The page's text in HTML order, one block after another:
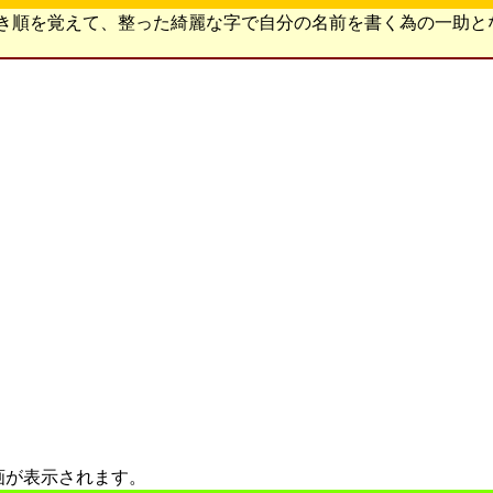
順を覚えて、整った綺麗な字で自分の名前を書く為の一助
表示されます。